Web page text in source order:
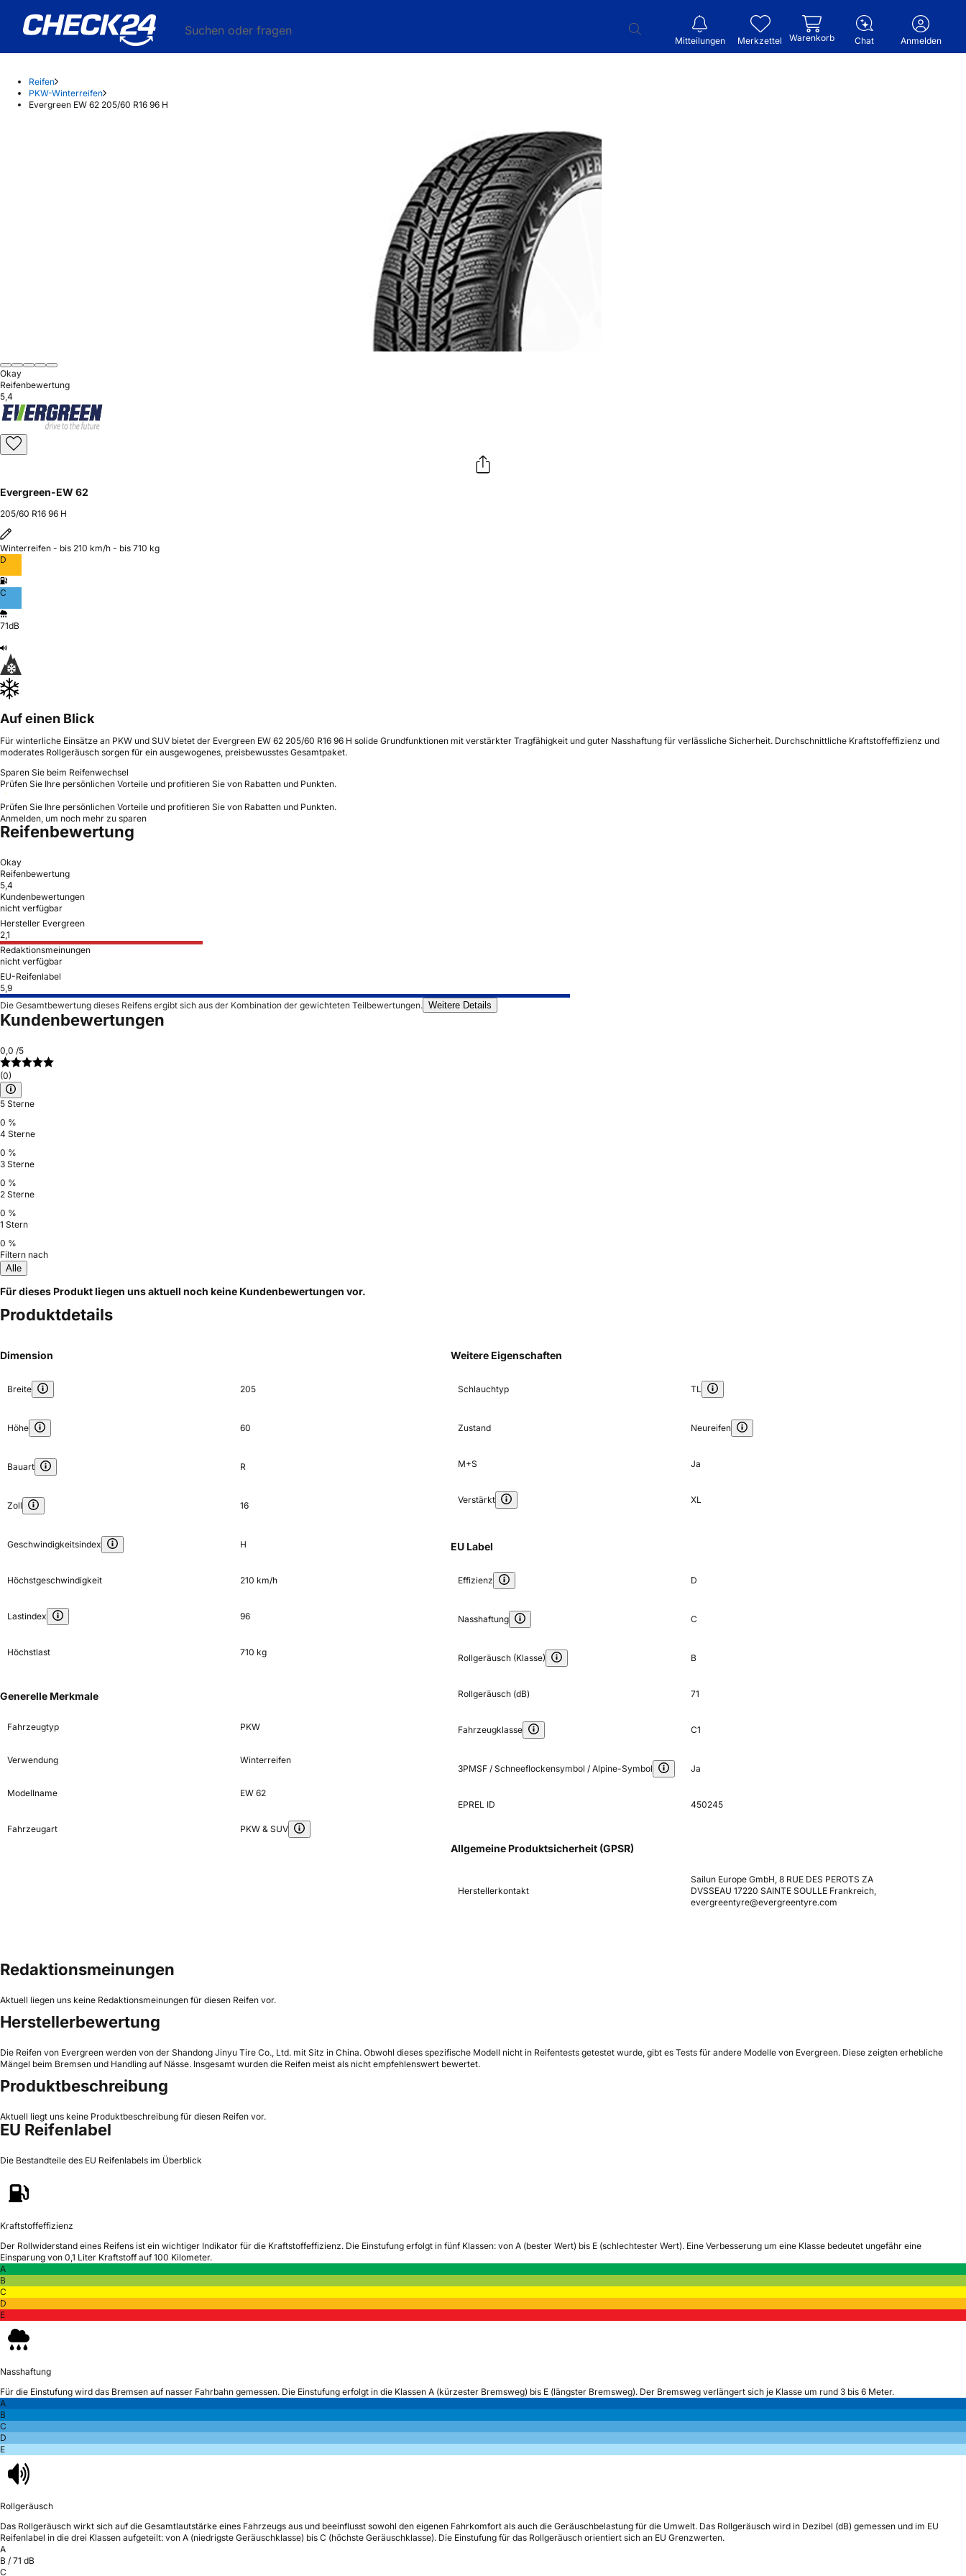
Suchen oder fragen
Mitteilungen Merkzettel Warenkorb Chat Anmelden
Reifen
PKW-Winterreifen
Evergreen EW 62 205/60 R16 96 H
Okay
Reifenbewertung
5,4
Evergreen-EW 62
205/60 R16 96 H
Winterreifen - bis 210 km/h - bis 710 kg
D
C
71dB
Auf einen Blick
Für winterliche Einsätze an PKW und SUV bietet der Evergreen EW 62 205/60 R16 96 H solide Grundfunktionen mit verstärkter Tragfähigkeit und guter Nasshaftung für verlässliche Sicherheit. Durchschnittliche Kraftstoffeffizienz und
moderates Rollgeräusch sorgen für ein ausgewogenes, preisbewusstes Gesamtpaket.
Sparen Sie beim Reifenwechsel
Prüfen Sie Ihre persönlichen Vorteile und profitieren Sie von Rabatten und Punkten.
Prüfen Sie Ihre persönlichen Vorteile und profitieren Sie von Rabatten und Punkten.
Anmelden, um noch mehr zu sparen
Reifenbewertung
Okay
Reifenbewertung
5,4
Kundenbewertungen
nicht verfügbar
Hersteller Evergreen
2,1
Redaktionsmeinungen
nicht verfügbar
EU-Reifenlabel
5,9
Die Gesamtbewertung dieses Reifens ergibt sich aus der Kombination der gewichteten Teilbewertungen. Weitere Details
Kundenbewertungen
0,0 /5
(0)
5 Sterne
0 %
4 Sterne
0 %
3 Sterne
0 %
2 Sterne
0 %
1 Stern
0 %
Filtern nach
Alle
Für dieses Produkt liegen uns aktuell noch keine Kundenbewertungen vor.
Produktdetails
Dimension
Breite 205
Höhe 60
Bauart R
Zoll 16
Geschwindigkeitsindex H
Höchstgeschwindigkeit 210 km/h
Lastindex 96
Höchstlast 710 kg
Generelle Merkmale
Fahrzeugtyp PKW
Verwendung Winterreifen
Modellname EW 62
Fahrzeugart PKW & SUV
Weitere Eigenschaften
Schlauchtyp TL
Zustand Neureifen
M+S Ja
Verstärkt XL
EU Label
Effizienz D
Nasshaftung C
Rollgeräusch (Klasse) B
Rollgeräusch (dB) 71
Fahrzeugklasse C1
3PMSF / Schneeflockensymbol / Alpine-Symbol Ja
EPREL ID 450245
Allgemeine Produktsicherheit (GPSR)
Herstellerkontakt
Sailun Europe GmbH, 8 RUE DES PEROTS ZA
DVSSEAU 17220 SAINTE SOULLE Frankreich,
evergreentyre@evergreentyre.com
Redaktionsmeinungen
Aktuell liegen uns keine Redaktionsmeinungen für diesen Reifen vor.
Herstellerbewertung
Die Reifen von Evergreen werden von der Shandong Jinyu Tire Co., Ltd. mit Sitz in China. Obwohl dieses spezifische Modell nicht in Reifentests getestet wurde, gibt es Tests für andere Modelle von Evergreen. Diese zeigten erhebliche
Mängel beim Bremsen und Handling auf Nässe. Insgesamt wurden die Reifen meist als nicht empfehlenswert bewertet.
Produktbeschreibung
Aktuell liegt uns keine Produktbeschreibung für diesen Reifen vor.
EU Reifenlabel
Die Bestandteile des EU Reifenlabels im Überblick
Kraftstoffeffizienz
Der Rollwiderstand eines Reifens ist ein wichtiger Indikator für die Kraftstoffeffizienz. Die Einstufung erfolgt in fünf Klassen: von A (bester Wert) bis E (schlechtester Wert). Eine Verbesserung um eine Klasse bedeutet ungefähr eine
Einsparung von 0,1 Liter Kraftstoff auf 100 Kilometer.
A
B
C
D
E
Nasshaftung
Für die Einstufung wird das Bremsen auf nasser Fahrbahn gemessen. Die Einstufung erfolgt in die Klassen A (kürzester Bremsweg) bis E (längster Bremsweg). Der Bremsweg verlängert sich je Klasse um rund 3 bis 6 Meter.
A
B
C
D
E
Rollgeräusch
Das Rollgeräusch wirkt sich auf die Gesamtlautstärke eines Fahrzeugs aus und beeinflusst sowohl den eigenen Fahrkomfort als auch die Geräuschbelastung für die Umwelt. Das Rollgeräusch wird in Dezibel (dB) gemessen und im EU
Reifenlabel in die drei Klassen aufgeteilt: von A (niedrigste Geräuschklasse) bis C (höchste Geräuschklasse). Die Einstufung für das Rollgeräusch orientiert sich an EU Grenzwerten.
A
B / 71 dB
C